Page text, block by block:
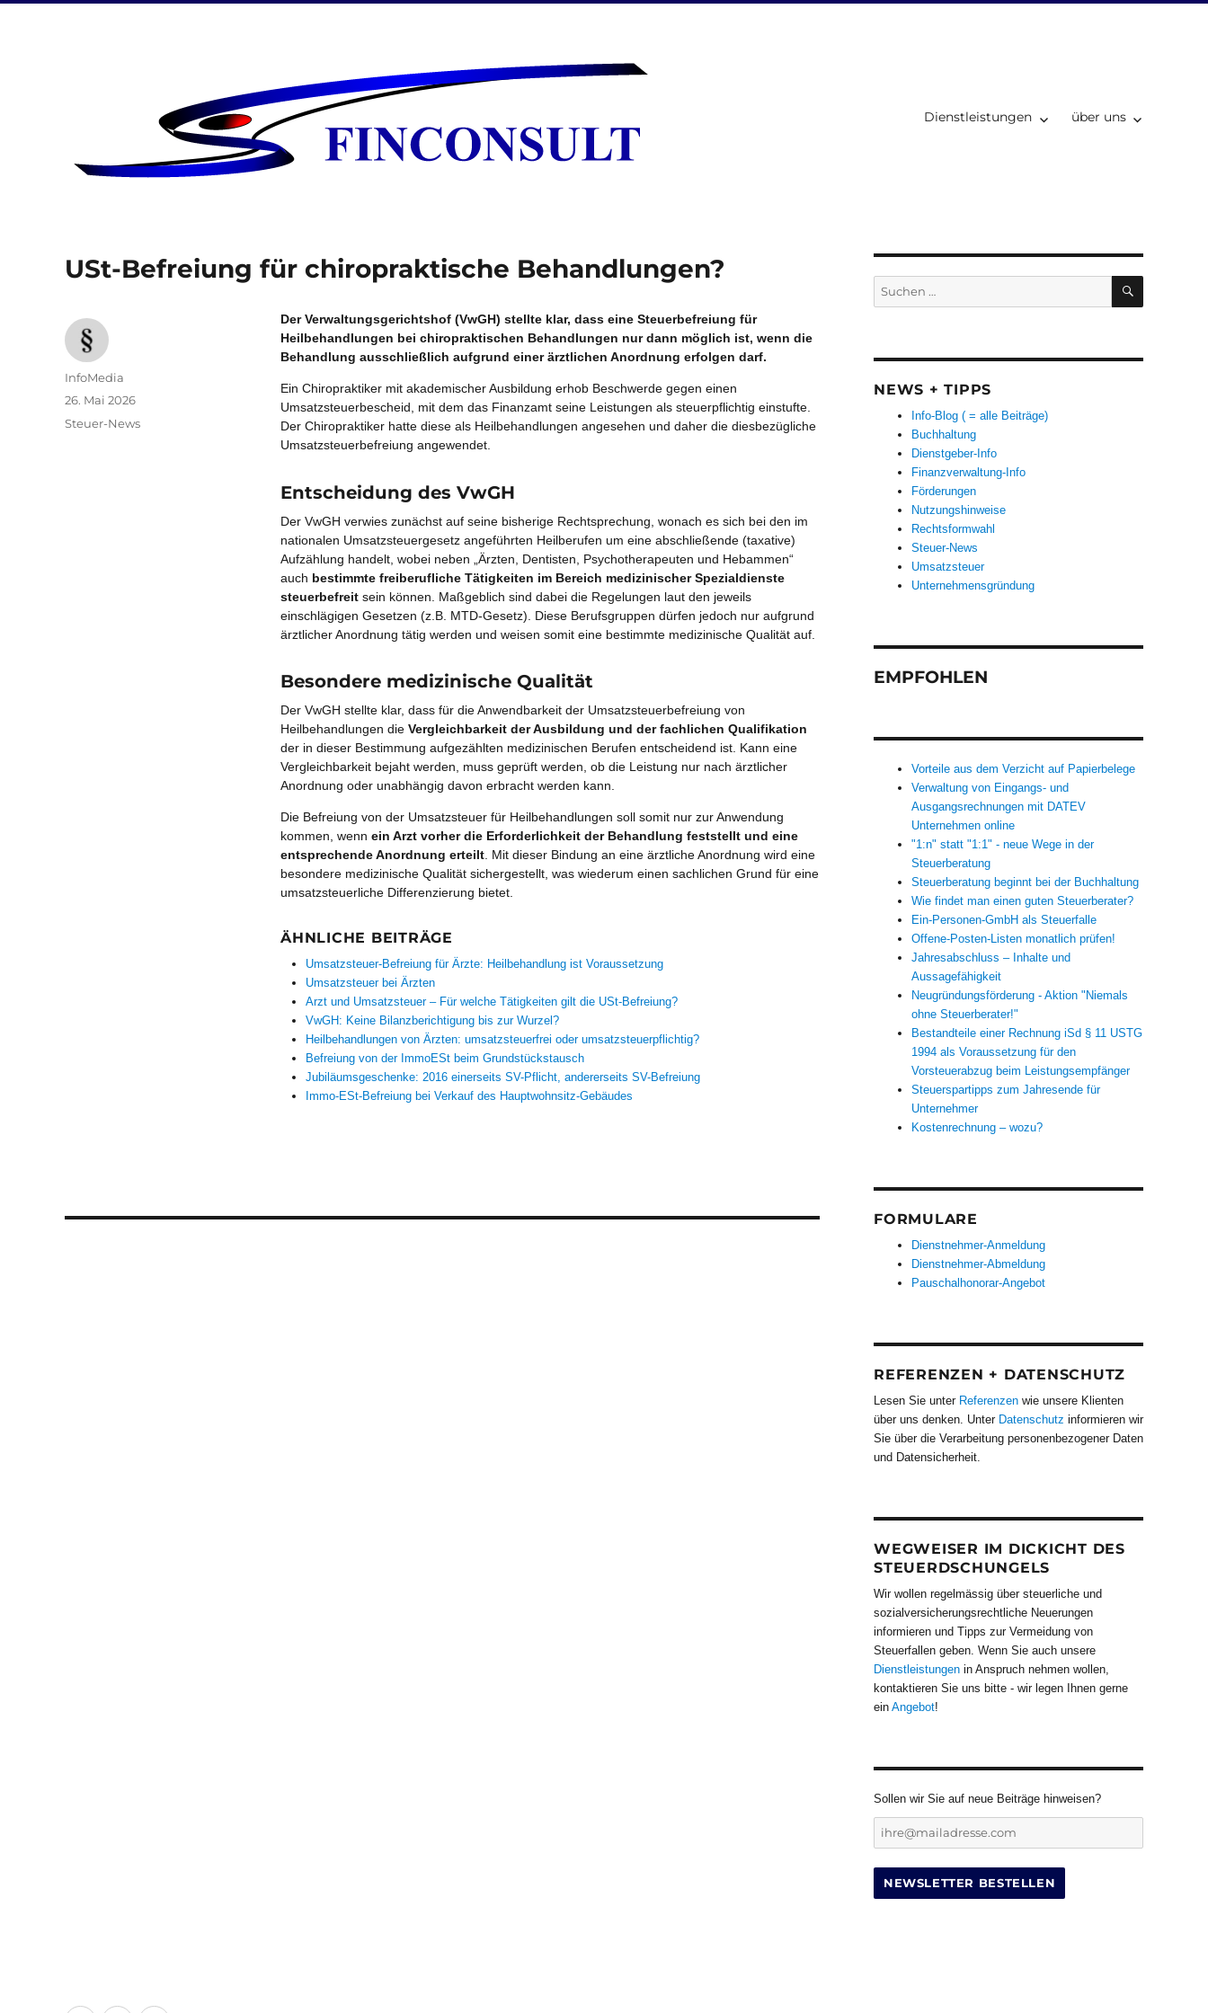
Dienstleistungen über uns
USt-Befreiung für chiropraktische Behandlungen?
Der Verwaltungsgerichtshof (VwGH) stellte klar, dass eine Steuerbefreiung für
Heilbehandlungen bei chiropraktischen Behandlungen nur dann möglich ist, wenn die
Behandlung ausschließlich aufgrund einer ärztlichen Anordnung erfolgen darf.
Ein Chiropraktiker mit akademischer Ausbildung erhob Beschwerde gegen einen
Umsatzsteuerbescheid, mit dem das Finanzamt seine Leistungen als steuerpflichtig einstufte.
Der Chiropraktiker hatte diese als Heilbehandlungen angesehen und daher die diesbezügliche
Umsatzsteuerbefreiung angewendet.
Entscheidung des VwGH
Der VwGH verwies zunächst auf seine bisherige Rechtsprechung, wonach es sich bei den im
nationalen Umsatzsteuergesetz angeführten Heilberufen um eine abschließende (taxative)
Aufzählung handelt, wobei neben „Ärzten, Dentisten, Psychotherapeuten und Hebammen“
auch bestimmte freiberufliche Tätigkeiten im Bereich medizinischer Spezialdienste
steuerbefreit sein können. Maßgeblich sind dabei die Regelungen laut den jeweils
einschlägigen Gesetzen (z.B. MTD-Gesetz). Diese Berufsgruppen dürfen jedoch nur aufgrund
ärztlicher Anordnung tätig werden und weisen somit eine bestimmte medizinische Qualität auf.
Besondere medizinische Qualität
Der VwGH stellte klar, dass für die Anwendbarkeit der Umsatzsteuerbefreiung von
Heilbehandlungen die Vergleichbarkeit der Ausbildung und der fachlichen Qualifikation
der in dieser Bestimmung aufgezählten medizinischen Berufen entscheidend ist. Kann eine
Vergleichbarkeit bejaht werden, muss geprüft werden, ob die Leistung nur nach ärztlicher
Anordnung oder unabhängig davon erbracht werden kann.
Die Befreiung von der Umsatzsteuer für Heilbehandlungen soll somit nur zur Anwendung
kommen, wenn ein Arzt vorher die Erforderlichkeit der Behandlung feststellt und eine
entsprechende Anordnung erteilt . Mit dieser Bindung an eine ärztliche Anordnung wird eine
besondere medizinische Qualität sichergestellt, was wiederum einen sachlichen Grund für eine
umsatzsteuerliche Differenzierung bietet.
ÄHNLICHE BEITRÄGE
Umsatzsteuer-Befreiung für Ärzte: Heilbehandlung ist Voraussetzung
Umsatzsteuer bei Ärzten
Arzt und Umsatzsteuer – Für welche Tätigkeiten gilt die USt-Befreiung?
VwGH: Keine Bilanzberichtigung bis zur Wurzel?
Heilbehandlungen von Ärzten: umsatzsteuerfrei oder umsatzsteuerpflichtig?
Befreiung von der ImmoESt beim Grundstückstausch
Jubiläumsgeschenke: 2016 einerseits SV-Pflicht, andererseits SV-Befreiung
Immo-ESt-Befreiung bei Verkauf des Hauptwohnsitz-Gebäudes
Autor
InfoMedia
Veröffentlicht
am
26. Mai 2026
Kategorien
Steuer-News
Suchen
nach:
SUCHEN
NEWS + TIPPS
Info-Blog ( = alle Beiträge)
Buchhaltung
Dienstgeber-Info
Finanzverwaltung-Info
Förderungen
Nutzungshinweise
Rechtsformwahl
Steuer-News
Umsatzsteuer
Unternehmensgründung
EMPFOHLEN
Vorteile aus dem Verzicht auf Papierbelege
Verwaltung von Eingangs- und
Ausgangsrechnungen mit DATEV
Unternehmen online
"1:n" statt "1:1" - neue Wege in der
Steuerberatung
Steuerberatung beginnt bei der Buchhaltung
Wie findet man einen guten Steuerberater?
Ein-Personen-GmbH als Steuerfalle
Offene-Posten-Listen monatlich prüfen!
Jahresabschluss – Inhalte und
Aussagefähigkeit
Neugründungsförderung - Aktion "Niemals
ohne Steuerberater!"
Bestandteile einer Rechnung iSd § 11 USTG
1994 als Voraussetzung für den
Vorsteuerabzug beim Leistungsempfänger
Steuerspartipps zum Jahresende für
Unternehmer
Kostenrechnung – wozu?
FORMULARE
Dienstnehmer-Anmeldung
Dienstnehmer-Abmeldung
Pauschalhonorar-Angebot
REFERENZEN + DATENSCHUTZ
Lesen Sie unter Referenzen wie unsere Klienten
über uns denken. Unter Datenschutz informieren wir
Sie über die Verarbeitung personenbezogener Daten
und Datensicherheit.
WEGWEISER IM DICKICHT DES
STEUERDSCHUNGELS
Wir wollen regelmässig über steuerliche und
sozialversicherungsrechtliche Neuerungen
informieren und Tipps zur Vermeidung von
Steuerfallen geben. Wenn Sie auch unsere
Dienstleistungen in Anspruch nehmen wollen,
kontaktieren Sie uns bitte - wir legen Ihnen gerne
ein Angebot!
Sollen wir Sie auf neue Beiträge hinweisen?